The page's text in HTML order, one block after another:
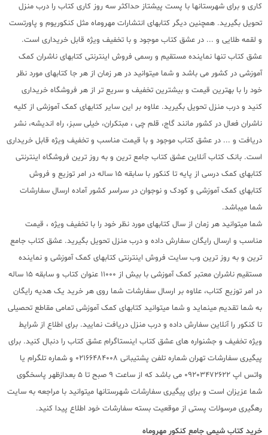
کاری و برای شهرستانها با پست پیشتاز حداکثر سه روز کاری کتاب را درب منزل
تحویل بگیرید. همچنین دیگر کتابهای انتشارات مهروماه مثل کنکوریوم و پاورتست
و لقمه طلایی و ... در عشق کتاب موجود و با تخفیف ویژه قابل خریداری است.
عشق کتاب تنها نماینده مستقیم و رسمی فروش اینترنتی کتابهای ناشران کمک
آموزشی در کشور می باشد و شما میتوانید در هر زمان از هر جا کتابهای مورد نظر
خود را با بهترین قیمت و بیشترین تخفیف و سریع تر از هر فروشگاه خریداری
کنید و درب منزل تحویل بگیرید. علاوه بر این سایر کتابهای کمک آموزشی از کلیه
ناشران فعال در کشور مانند گاج، قلم چی ، مبتکران، خیلی سبز، راه اندیشه، نشر
دریافت و ... در عشق کتاب موجود و با قیمت مناسب و تخفیف ویژه قابل خریداری
است. بانک کتاب آنلاین عشق کتاب جامع ترین و به روز ترین فروشگاه اینترنتی
کتابهای کمک درسی از پایه تا کنکور با سابقه 15 ساله در امر توزیع و فروش
کتابهای کمک آموزشی و کودک و نوجوان در سراسر کشور آماده ارسال سفارشات
شما میباشد.
شما میتوانید هر زمان از سال کتابهای مورد نظر خود را با تخفیف ویژه ، قیمت
مناسب و ارسال رایگان سفارش داده و درب منزل تحویل بگیرید. عشق کتاب جامع
ترین و به روز ترین وب سایت فروش اینترنتی کتابهای کمک آموزشی و نماینده
مستقیم ناشران معتبر کمک آموزشی با بیش از 11000 عنوان کتاب و سابقه 15 ساله
در امر توزیع کتاب، علاوه بر ارسال سفارشات شما روی هر خرید یک هدیه رایگان
به شما تقدیم مینماید و شما میتوانید کتابهای کمک آموزشی تمامی مقاطع تحصیلی
تا کنکور را آنلاین سفارش داده و درب منزل دریافت نمایید. برای اطلاع از شرایط
ویژه تخفیف و جشنواره های عشق کتاب اینستاگرام عشق کتاب را دنبال کنید. برای
پیگیری سفارشات تهران شماره تلفن پشتیبانی 02166484008 و شماره تلگرام یا
واتس اپ 09203472622 می باشد که از ساعت 9 صبح تا 5 بعدازظهر پاسخگوی
شما عزیزان است و برای پیگیری سفارشات شهرستانها میتوانید با مراجعه به سایت
رهگیری مرسولات پستی از موقعیت بسته سفارشات خود اطلاع پیدا کنید.
خرید کتاب شیمی جامع کنکور مهروماه